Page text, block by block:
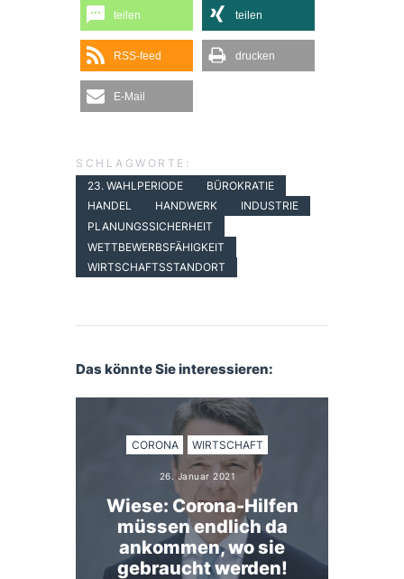
teilen teilen
RSS-feed drucken
E-Mail
SCHLAGWORTE:
23. WAHLPERIODE
BÜROKRATIE
HANDEL
HANDWERK
INDUSTRIE
PLANUNGSSICHERHEIT
WETTBEWERBSFÄHIGKEIT
WIRTSCHAFTSSTANDORT
Das könnte Sie interessieren:
CORONA WIRTSCHAFT
26. Januar 2021
Wiese: Corona-Hilfen
müssen endlich da
ankommen, wo sie
gebraucht werden!